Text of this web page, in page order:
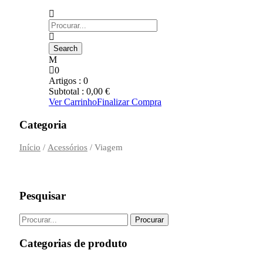
0
Artigos : 0
Subtotal : 0,00 €
Ver CarrinhoFinalizar Compra
Categoria
Início / Acessórios / Viagem
Pesquisar
Categorias de produto